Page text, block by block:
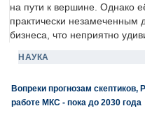
на пути к вершине. Однако
практически незамеченным
бизнеса, что неприятно
НАУКА
Вопреки прогнозам скептиков,
работе МКС - пока до 2030 года